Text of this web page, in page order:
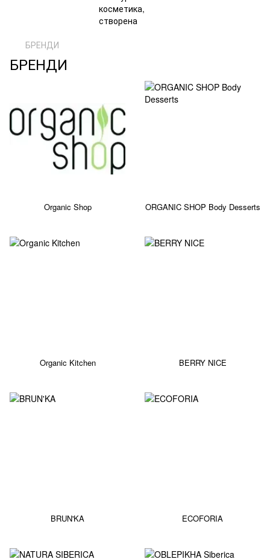
БРЕНДИ
БРЕНДИ
Organic Shop ORGANIC SHOP Body Desserts
Organic Kitchen BERRY NICE
BRUN'KA ECOFORIA